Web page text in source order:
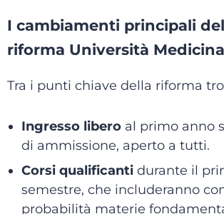
I cambiamenti principali
riforma Università
Tra i punti chiave della riforma
Ingresso libero al primo anno
di ammissione, aperto a tutti.
Corsi qualificanti durante il
semestre, che includeranno
probabilità materie